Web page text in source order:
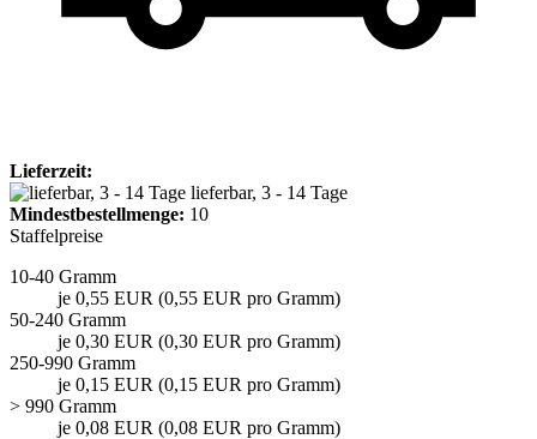
Lieferzeit:
lieferbar, 3 - 14 Tage
Mindest­bestellmenge: 10
Staffelpreise
10-40 Gramm
je 0,55 EUR (0,55 EUR pro Gramm)
50-240 Gramm
je 0,30 EUR (0,30 EUR pro Gramm)
250-990 Gramm
je 0,15 EUR (0,15 EUR pro Gramm)
> 990 Gramm
je 0,08 EUR (0,08 EUR pro Gramm)